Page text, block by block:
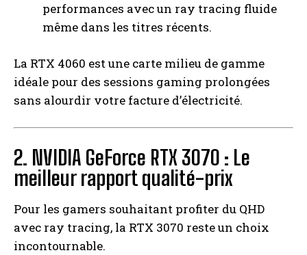
performances avec un ray tracing fluide
même dans les titres récents.
La RTX 4060 est une carte milieu de gamme
idéale pour des sessions gaming prolongées
sans alourdir votre facture d’électricité.
2. NVIDIA GeForce RTX 3070 : Le
meilleur rapport qualité-prix
Pour les gamers souhaitant profiter du QHD
avec ray tracing, la RTX 3070 reste un choix
incontournable.